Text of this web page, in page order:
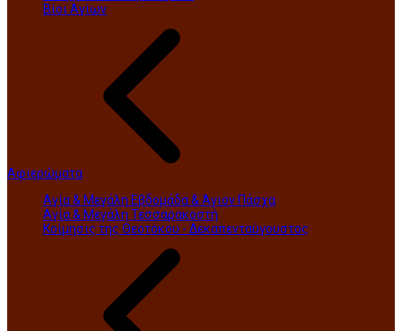
Βίοι Αγίων
Αφιερώματα
Αγία & Μεγάλη Εβδομάδα & Άγιον Πάσχα
Αγία & Μεγάλη Τεσσαρακοστή
Κοίμησις της Θεοτόκου - Δεκαπενταύγουστος